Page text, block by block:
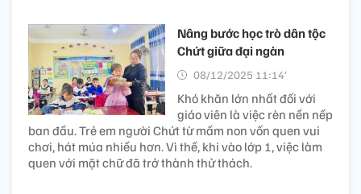
Nâng bước học trò dân tộc
Chứt giữa đại ngàn
08/12/2025 11:14’
Khó khăn lớn nhất đối với
giáo viên là việc rèn nền nếp
ban đầu. Trẻ em người Chứt từ mầm non vốn quen vui
chơi, hát múa nhiều hơn. Vì thế, khi vào lớp 1, việc làm
quen với mặt chữ đã trở thành thử thách.